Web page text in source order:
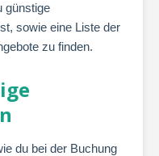
günstige
sowie eine Liste der
zu finden.
du bei der Buchung